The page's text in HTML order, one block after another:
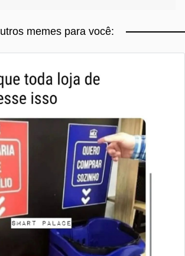
memes para você: